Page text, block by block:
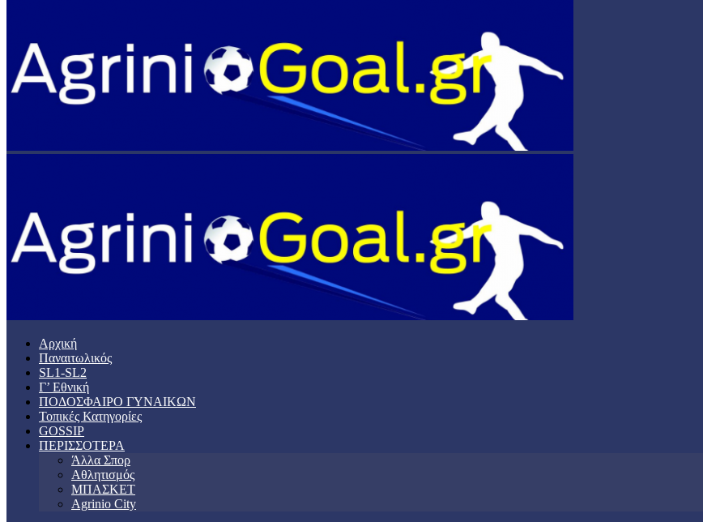
Αρχική
Παναιτωλικός
SL1-SL2
Γ’ Εθνική
ΠΟΔΟΣΦΑΙΡΟ ΓΥΝΑΙΚΩΝ
Τοπικές Κατηγορίες
GOSSIP
ΠΕΡΙΣΣΟΤΕΡΑ
Άλλα Σπορ
Αθλητισμός
ΜΠΑΣΚΕΤ
Agrinio City